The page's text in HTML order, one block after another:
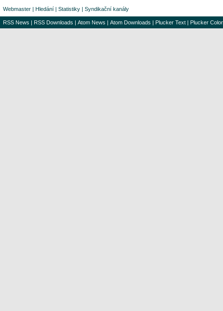
Webmaster | Hledání | Statistiky | Syndikační kanály
RSS News | RSS Downloads | Atom News | Atom Downloads | Plucker Text | Plucker Color